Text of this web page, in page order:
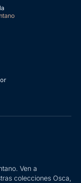
Ven a
colecciones Osca,